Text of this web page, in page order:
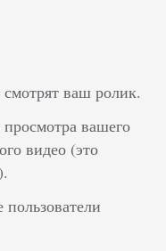
смотрят ваш ролик.
вашего
видео (это